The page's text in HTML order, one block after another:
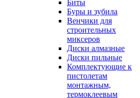
Биты
Буры и зубила
Венчики для
строительных
миксеров
Диски алмазные
Диски пильные
Комплектующие к
пистолетам
монтажным,
термоклеевым